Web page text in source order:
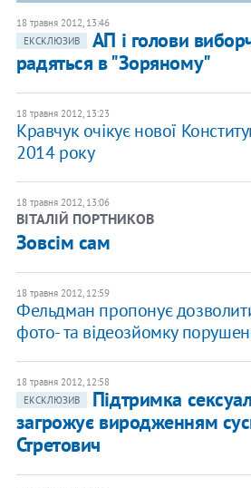
18 травня 2012, 13:46
ЕКСКЛЮЗИВ
АП і голови
радяться в "Зоряному"
18 травня 2012, 13:23
Кравчук очікує нової
2014 року
18 травня 2012, 13:06
ВІТАЛІЙ ПОРТНИКОВ
Зовсім сам
18 травня 2012, 12:59
Фельдман пропонує
фото- та відеозйомку
18 травня 2012, 12:58
ЕКСКЛЮЗИВ
Підтримка
загрожує виродженням
Стретович